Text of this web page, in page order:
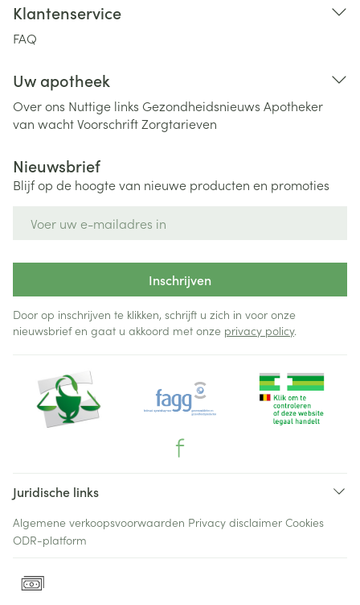
Klantenservice
FAQ
Uw apotheek
Over ons Nuttige links Gezondheidsnieuws Apotheker
van wachtVoorschriftZorgtarieven
Nieuwsbrief
Blijf op de hoogte van nieuwe producten en promoties
Inschrijven
Door op inschrijven te klikken, schrijft u zich in voor onze
nieuwsbrief en gaat u akkoord met onze privacy policy.
Juridische links
Algemene verkoopsvoorwaarden Privacy disclaimer Cookies
ODR-platform